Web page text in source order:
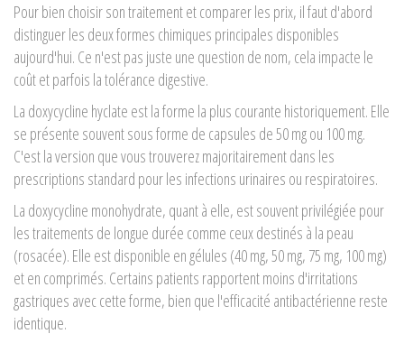
Pour bien choisir son traitement et comparer les prix, il faut d'abord
distinguer les deux formes chimiques principales disponibles
aujourd'hui. Ce n'est pas juste une question de nom, cela impacte le
coût et parfois la tolérance digestive.
La doxycycline hyclate est la forme la plus courante historiquement. Elle
se présente souvent sous forme de capsules de 50 mg ou 100 mg.
C'est la version que vous trouverez majoritairement dans les
prescriptions standard pour les infections urinaires ou respiratoires.
La doxycycline monohydrate, quant à elle, est souvent privilégiée pour
les traitements de longue durée comme ceux destinés à la peau
(rosacée). Elle est disponible en gélules (40 mg, 50 mg, 75 mg, 100 mg)
et en comprimés. Certains patients rapportent moins d'irritations
gastriques avec cette forme, bien que l'efficacité antibactérienne reste
identique.